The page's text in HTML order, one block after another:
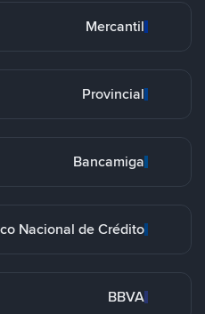
Mercantil
Provincial
Bancamiga
Nacional de Crédito
BBVA